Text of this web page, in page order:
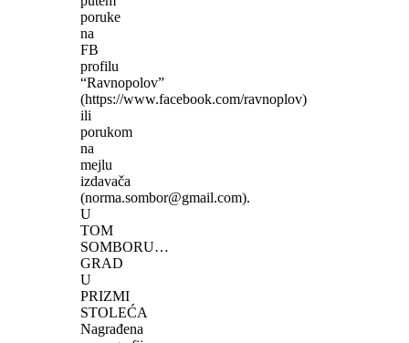
poruke
na
FB
profilu
“Ravnopolov”
(https://www.facebook.com/ravnoplov)
ili
porukom
na
mejlu
izdavača
(norma.sombor@gmail.com).
U
TOM
SOMBORU…
GRAD
U
PRIZMI
STOLEĆA
Nagrađena